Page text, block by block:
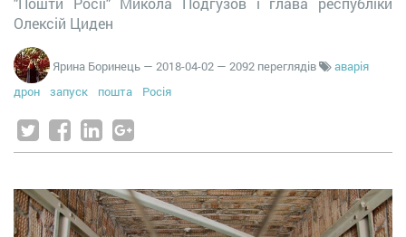
Олексій Циден
Ярина Боринець — 2018-04-02 — 2092 переглядів
аварія
дрон
запуск пошта Росія